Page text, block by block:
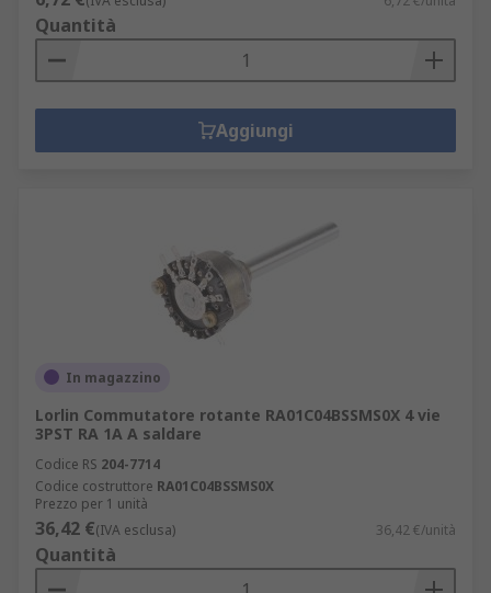
Quantità
Aggiungi
In magazzino
Lorlin Commutatore rotante RA01C04BSSMS0X 4 vie
3PST RA 1A A saldare
Codice RS 204-7714
Codice costruttore RA01C04BSSMS0X
Prezzo per 1 unità
36,42 €(IVA esclusa) 36,42 €/unità
Quantità